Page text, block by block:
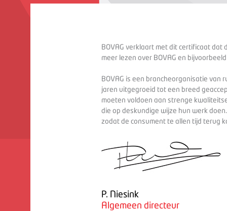
BOVAG verklaart met dit certificaat dat
meer lezen over BOVAG en
BOVAG is een brancheorganisatie van
jaren uitgegroeid tot een breed
moeten voldoen aan strenge
die op deskundige wijze hun werk
zodat de consument te allen tijd terug
P. Niesink
Algemeen directeur